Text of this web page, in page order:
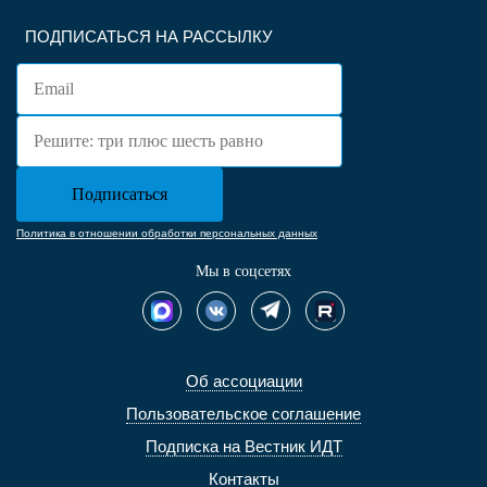
Об ассоциации
Пользовательское соглашение
Подписка на Вестник ИДТ
Контакты
ПОДПИСАТЬСЯ НА РАССЫЛКУ
Политика в отношении обработки персональных данных
Мы в соцсетях